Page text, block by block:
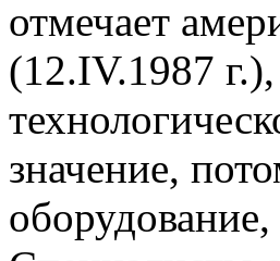
отмечает
(12.IV.1987
значение,